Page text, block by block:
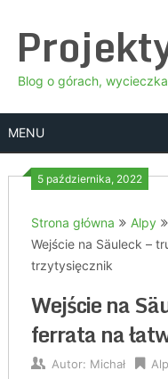
content
Blog o górach,
MENU
5 października, 2022
Strona główna
Alpy
Wejście na Säuleck –
trzytysięcznik
Wejście na
ferrata na
Autor: Michał